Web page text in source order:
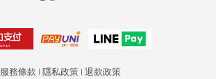
服務條款 | 隱私政策 | 退款政策